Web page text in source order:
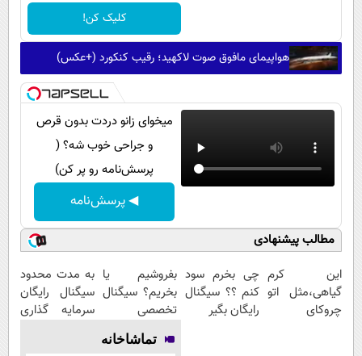
کلیک کن!
هواپیمای مافوق صوت لاکهید؛ رقیب کنکورد (+عکس)
میخوای زانو دردت بدون قرص
و جراحی خوب شه؟ (
پرسش‌نامه رو پر کن)
◀ پرسش‌نامه
مطالب پیشنهادی
این کرم
گیاهی،مثل اتو
چروکای
چی بخرم سود
کنم ؟؟ سیگنال
رایگان بگیر
بفروشیم یا
بخریم؟ سیگنال
تخصصی
دریافت کن (
اشتراک رایگان )
به مدت محدود
سیگنال رایگان
سرمایه گذاری
تماشاخانه